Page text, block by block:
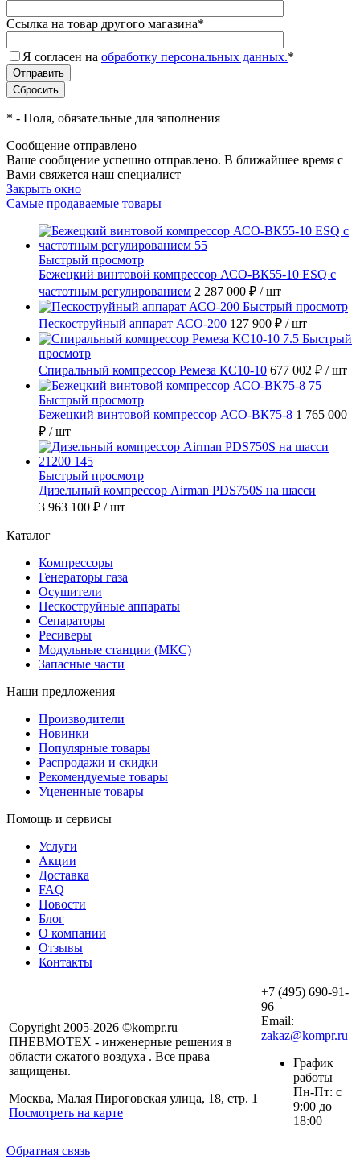
Ссылка на товар другого магазина*
Я согласен на обработку персональных данных.*
* - Поля, обязательные для заполнения
Сообщение отправлено
Ваше сообщение успешно отправлено. В ближайшее время с
Вами свяжется наш специалист
Закрыть окно
Самые продаваемые товары
Быстрый просмотр
Бежецкий винтовой компрессор АСО-ВК55-10 ESQ с
частотным регулированием 2 287 000 ₽ / шт
Быстрый просмотр
Пескоструйный аппарат АСО-200 127 900 ₽ / шт
Быстрый
просмотр
Спиральный компрессор Ремеза КС10-10 677 002 ₽ / шт
Быстрый просмотр
Бежецкий винтовой компрессор АСО-ВК75-8 1 765 000
₽ / шт
Быстрый просмотр
Дизельный компрессор Airman PDS750S на шасси
3 963 100 ₽ / шт
Каталог
Компрессоры
Генераторы газа
Осушители
Пескоструйные аппараты
Сепараторы
Ресиверы
Модульные станции (МКС)
Запасные части
Наши предложения
Производители
Новинки
Популярные товары
Распродажи и скидки
Рекомендуемые товары
Уцененные товары
Помощь и сервисы
Услуги
Акции
Доставка
FAQ
Новости
Блог
О компании
Отзывы
Контакты
Copyright 2005-2026 ©kompr.ru
ПНЕВМОТЕХ - инженерные решения в
области сжатого воздуха . Все права
защищены.
Москва, Малая Пироговская улица, 18, стр. 1
Посмотреть на карте
+7 (495) 690-91-
96
Email:
zakaz@kompr.ru
График
работы
Пн-Пт: с
9:00 до
18:00
Обратная связь